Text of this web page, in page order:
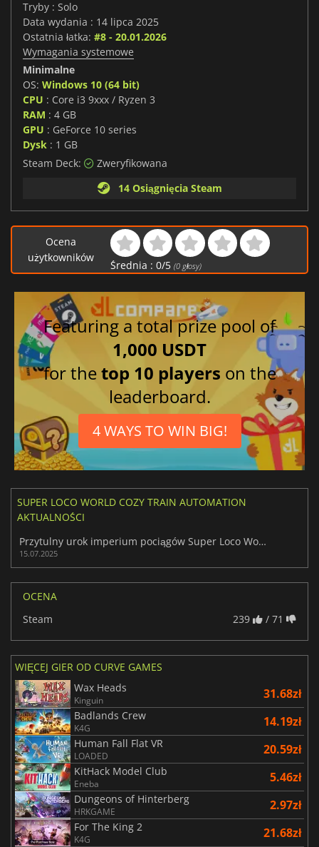
Tryby : Solo
Data wydania : 14 lipca 2025
Ostatnia łatka: #8 - 20.01.2026
Wymagania systemowe
Minimalne
OS: Windows 10 (64 bit)
CPU : Core i3 9xxx / Ryzen 3
RAM : 4 GB
GPU : GeForce 10 series
Dysk : 1 GB
Steam Deck:
Zweryfikowana
14 Osiągnięcia Steam
Ocena
użytkowników
Średnia : 0/5 (0głosy)
Featuring a total prize pool of
1,000 USDT
for thetop 10 players on the
leaderboard.
4 WAYS TO WIN BIG!
SUPER LOCO WORLD COZY TRAIN AUTOMATION
AKTUALNOŚCI
Przytulny urok imperium pociągów Super Loco World
15.07.2025
OCENA
Steam
239 / 71
WIĘCEJ GIER OD CURVE GAMES
Wax Heads
Kinguin 31.68zł
Badlands Crew
K4G 14.19zł
Human Fall Flat VR
LOADED 20.59zł
KitHack Model Club
Eneba 5.46zł
Dungeons of Hinterberg
HRKGAME 2.97zł
For The King 2
K4G 21.68zł